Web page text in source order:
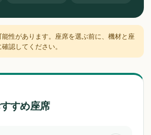
能性があります。座席を選ぶ前に、機材と座
認してください。
すめ座席